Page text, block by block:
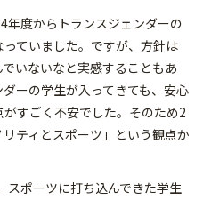
年度からトランスジェンダーの
ていました。ですが、方針は
いないなと実感することもあ
ーの学生が入ってきても、安心
すごく不安でした。そのため2
ティとスポーツ」という観点か
スポーツに打ち込んできた学生